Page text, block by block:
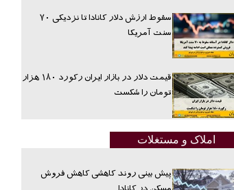
سقوط ارزش دلار کانادا تا نزدیکی ۷۰
سنت آمریکا
قیمت دلار در بازار ایران رکورد ۱۸۰ هزار
تومان را شکست
املاک و مستغلات
پیش بینی روند کاهشی کاهش فروش